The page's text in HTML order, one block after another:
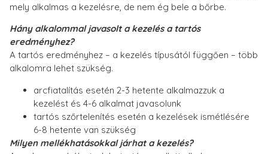
mely alkalmas a kezelésre, de nem ég bele a bőrbe.
Hány alkalommal javasolt a kezelés a tartós
eredményhez?
A tartós eredményhez – a kezelés típusától függően – több
alkalomra lehet szükség.
arcfiatalítás esetén 2-3 hetente alkalmazzuk a
kezelést és 4-6 alkalmat javasolunk
tartós szőrtelenítés esetén a kezelések ismétlésére
6-8 hetente van szükség
Milyen mellékhatásokkal járhat a kezelés?